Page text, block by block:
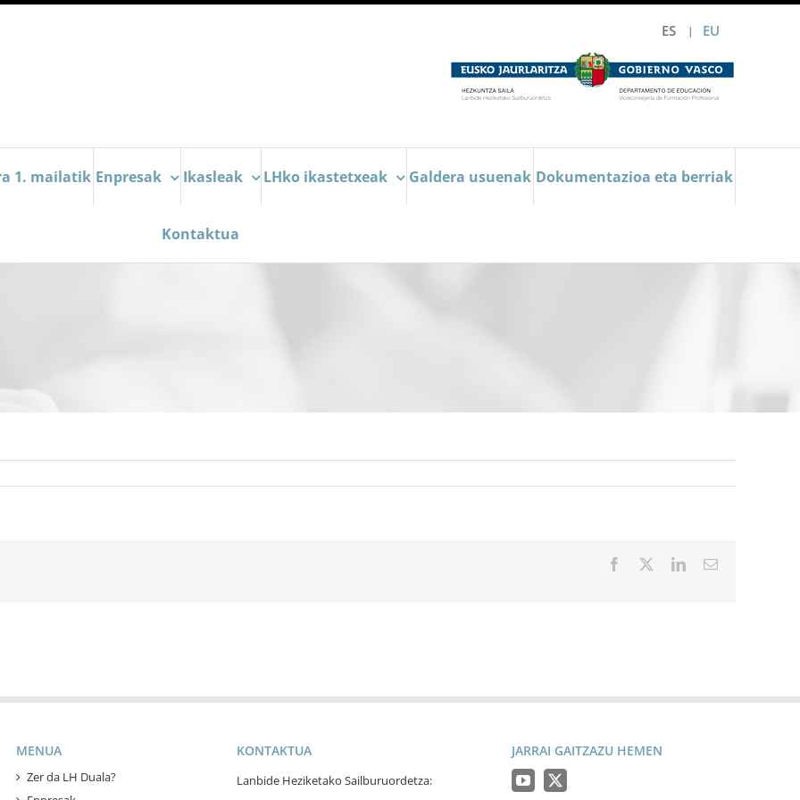
ES EU
1. mailatik Enpresak Ikasleak LHko ikastetxeak Galdera usuenak Dokumentazioa eta berriak
Kontaktua
Facebook LinkedInEmail
MENUA
Zer da LH Duala?
KONTAKTUA
Lanbide Heziketako Sailburuordetza:
JARRAI GAITZAZU HEMEN